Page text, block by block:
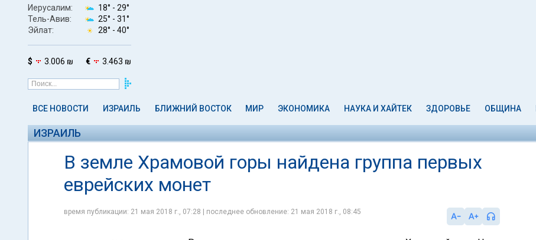
Иерусалим: 18° - 29°
Тель-Авив:
25° - 31°
Эйлат:
28° - 40°
$ 3.006 ₪ € 3.463 ₪
ВСЕ НОВОСТИ ИЗРАИЛЬ БЛИЖНИЙ ВОСТОК МИР ЭКОНОМИКА НАУКА И ХАЙТЕК ЗДОРОВЬЕ ОБЩИНА
ИЗРАИЛЬ
В земле Храмовой горы найдена группа первых
еврейских монет
время публикации: 21 мая 2018 г., 07:28 | последнее обновление: 21 мая 2018 г., 08:45